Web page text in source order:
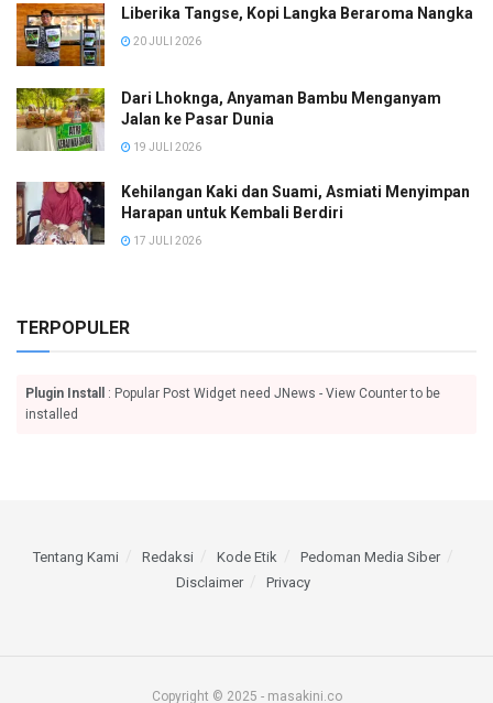
Liberika Tangse, Kopi Langka Beraroma Nangka
20 JULI 2026
Dari Lhoknga, Anyaman Bambu Menganyam
Jalan ke Pasar Dunia
19 JULI 2026
Kehilangan Kaki dan Suami, Asmiati Menyimpan
Harapan untuk Kembali Berdiri
17 JULI 2026
TERPOPULER
Plugin Install
: Popular Post Widget need JNews - View Counter to be
installed
Tentang Kami Redaksi Kode Etik
Pedoman Media Siber
Disclaimer
Privacy
Copyright © 2025 - masakini.co